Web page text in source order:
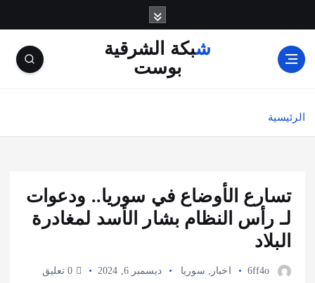
ل
شبكة الشرقية
بوست
الرئيسية
تسارع الأوضاع في سوريا.. ودعوات
لـ رأس النظام بشار الأسد لمغادرة
البلاد
6ff4o اخبار سوريا ديسمبر 6, 2024